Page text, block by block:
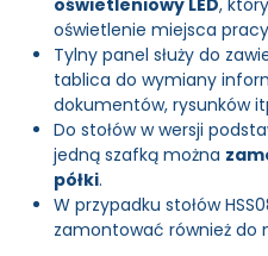
oświetleniowy LED,
oświetlenie miejsca
Tylny panel służy do
tablica do wymiany
dokumentów, rysunków
Do stołów w wersji
jedną szafką można
półki.
W przypadku stołów
zamontować również do